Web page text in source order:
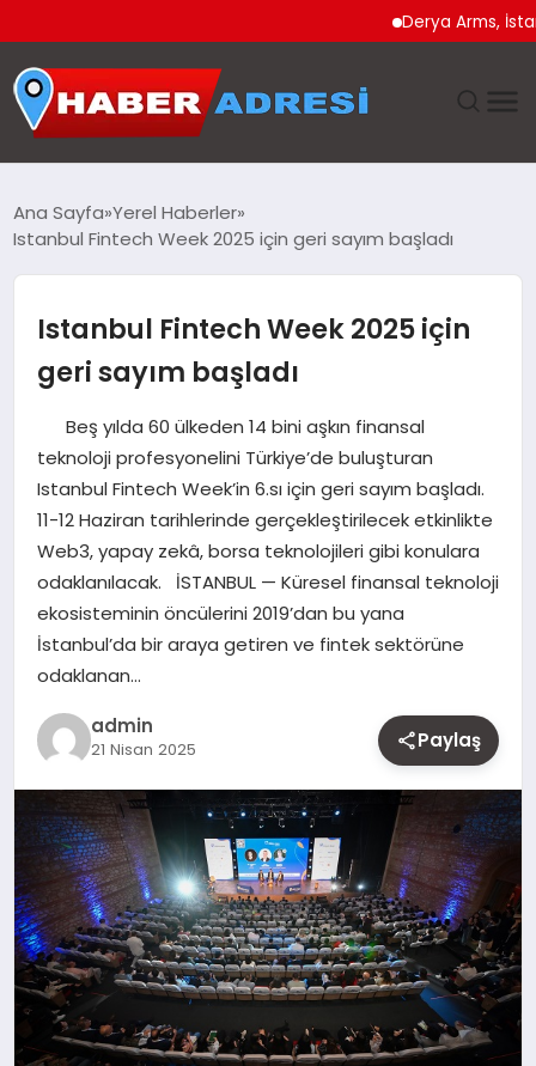
Derya Arms, İstanbul
SPOR
EKONOMI
TEKNOLOJI
EĞITIM
MAGAZIN
YAŞAM
OTOMOBIL
Ana Sayfa Yerel Haberler
Istanbul Fintech Week 2025 için geri sayım başladı
Istanbul Fintech Week 2025 için
geri sayım başladı
Beş yılda 60 ülkeden 14 bini aşkın finansal
teknoloji profesyonelini Türkiye’de buluşturan
Istanbul Fintech Week’in 6.sı için geri sayım başladı.
11-12 Haziran tarihlerinde gerçekleştirilecek etkinlikte
Web3, yapay zekâ, borsa teknolojileri gibi konulara
odaklanılacak. İSTANBUL — Küresel finansal teknoloji
ekosisteminin öncülerini 2019’dan bu yana
İstanbul’da bir araya getiren ve fintek sektörüne
odaklanan…
admin
21 Nisan 2025 Paylaş